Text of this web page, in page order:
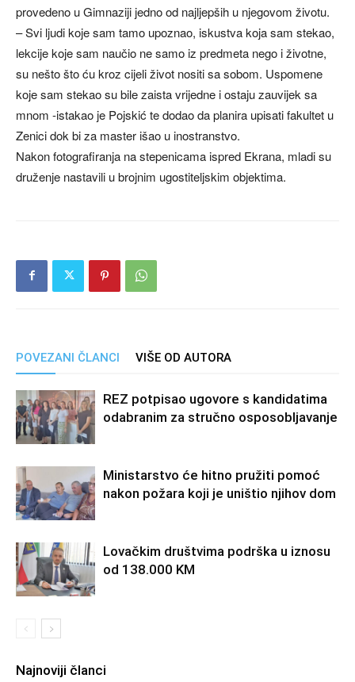
provedeno u Gimnaziji jedno od najljepših u njegovom životu.
– Svi ljudi koje sam tamo upoznao, iskustva koja sam stekao,
lekcije koje sam naučio ne samo iz predmeta nego i životne,
su nešto što ću kroz cijeli život nositi sa sobom. Uspomene
koje sam stekao su bile zaista vrijedne i ostaju zauvijek sa
mnom -istakao je Pojskić te dodao da planira upisati fakultet u
Zenici dok bi za master išao u inostranstvo.
Nakon fotografiranja na stepenicama ispred Ekrana, mladi su
druženje nastavili u brojnim ugostiteljskim objektima.
POVEZANI ČLANCI VIŠE OD AUTORA
REZ potpisao ugovore s kandidatima
odabranim za stručno osposobljavanje
Ministarstvo će hitno pružiti pomoć
nakon požara koji je uništio njihov dom
Lovačkim društvima podrška u iznosu
od 138.000 KM
Najnoviji članci